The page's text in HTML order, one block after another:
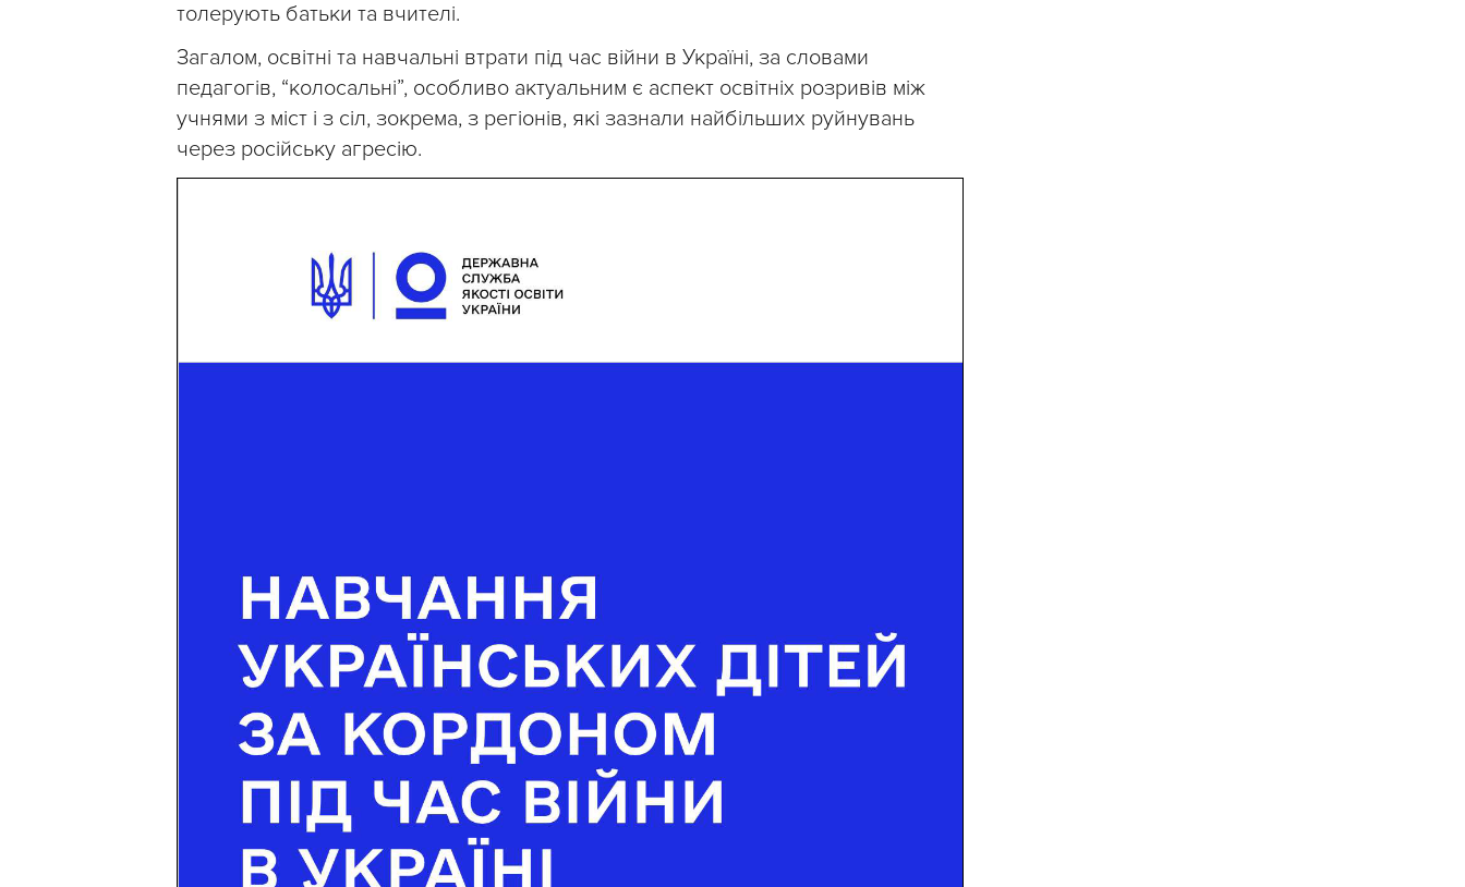
толерують батьки та вчителі.
Загалом, освітні та навчальні втрати під час війни в Україні, за словами
педагогів, “колосальні”, особливо актуальним є аспект освітніх розривів між
учнями з міст і з сіл, зокрема, з регіонів, які зазнали найбільших руйнувань
через російську агресію.